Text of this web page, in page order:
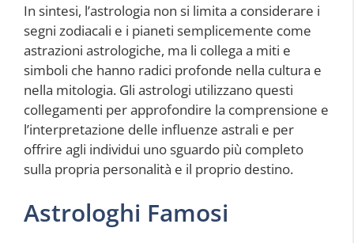
In sintesi, l’astrologia non si limita a considerare i
segni zodiacali e i pianeti semplicemente come
astrazioni astrologiche, ma li collega a miti e
simboli che hanno radici profonde nella cultura e
nella mitologia. Gli astrologi utilizzano questi
collegamenti per approfondire la comprensione e
l’interpretazione delle influenze astrali e per
offrire agli individui uno sguardo più completo
sulla propria personalità e il proprio destino.
Astrologhi Famosi